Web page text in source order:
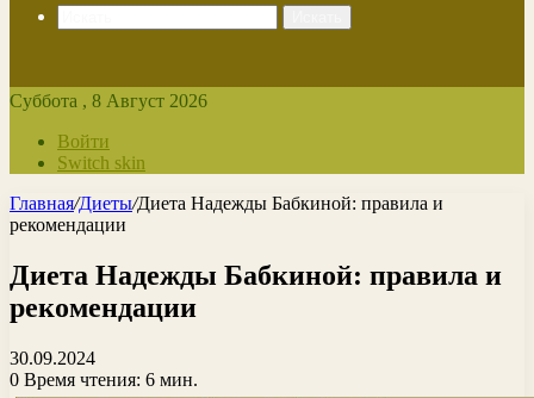
Суббота , 8 Август 2026
Войти
Switch skin
Главная/Диеты/Диета Надежды Бабкиной: правила и
рекомендации
Диета Надежды Бабкиной: правила и
рекомендации
30.09.2024
0 Время чтения: 6 мин.